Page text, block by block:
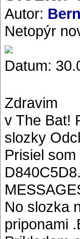
Autor:
Netopýr
Datum:
Zdravim
v The Bat!
slozky
Prisiel
No slozka
priponami